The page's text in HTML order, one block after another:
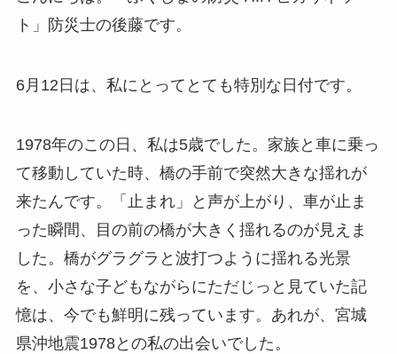
ト」防災士の後藤です。
6月12日は、私にとってとても特別な日付です。
1978年のこの日、私は5歳でした。家族と車に乗っ
て移動していた時、橋の手前で突然大きな揺れが
来たんです。「止まれ」と声が上がり、車が止ま
った瞬間、目の前の橋が大きく揺れるのが見えま
した。橋がグラグラと波打つように揺れる光景
を、小さな子どもながらにただじっと見ていた記
憶は、今でも鮮明に残っています。あれが、宮城
県沖地震1978との私の出会いでした。